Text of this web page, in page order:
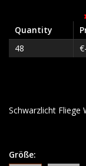
Quantity
48
Schwarzlicht Fliege
Größe: